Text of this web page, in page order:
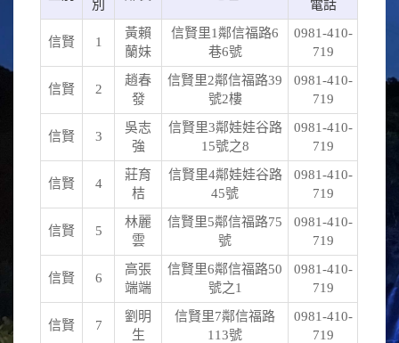
別
電話
信賢 1
黃賴
蘭妹
信賢里1鄰信福路6
巷6號
0981-410-
719
信賢 2
趙春
發
信賢里2鄰信福路39
號2樓
0981-410-
719
信賢 3
吳志
強
信賢里3鄰娃娃谷路
15號之8
0981-410-
719
信賢 4
莊育
桔
信賢里4鄰娃娃谷路
45號
0981-410-
719
信賢 5
林麗
雲
信賢里5鄰信福路75
號
0981-410-
719
信賢 6
高張
端端
信賢里6鄰信福路50
號之1
0981-410-
719
信賢 7
劉明
生
信賢里7鄰信福路
113號
0981-410-
719